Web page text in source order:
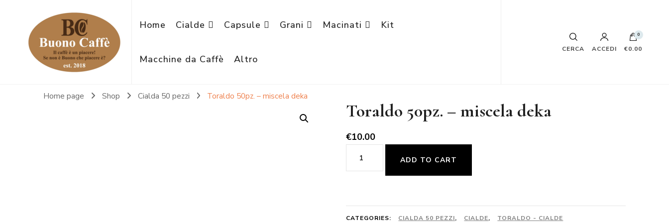
Home Cialde Capsule Grani Macinati Kit
Macchine da Caffè Altro
CERCA ACCEDI
0
€0.00
Home page Shop Cialda 50 pezzi Toraldo 50pz. – miscela deka
Toraldo 50pz. – miscela deka
€10.00
Toraldo
50pz.
deka
ADD TO CART
CATEGORIES: CIALDA 50 PEZZI, CIALDE, TORALDO - CIALDE